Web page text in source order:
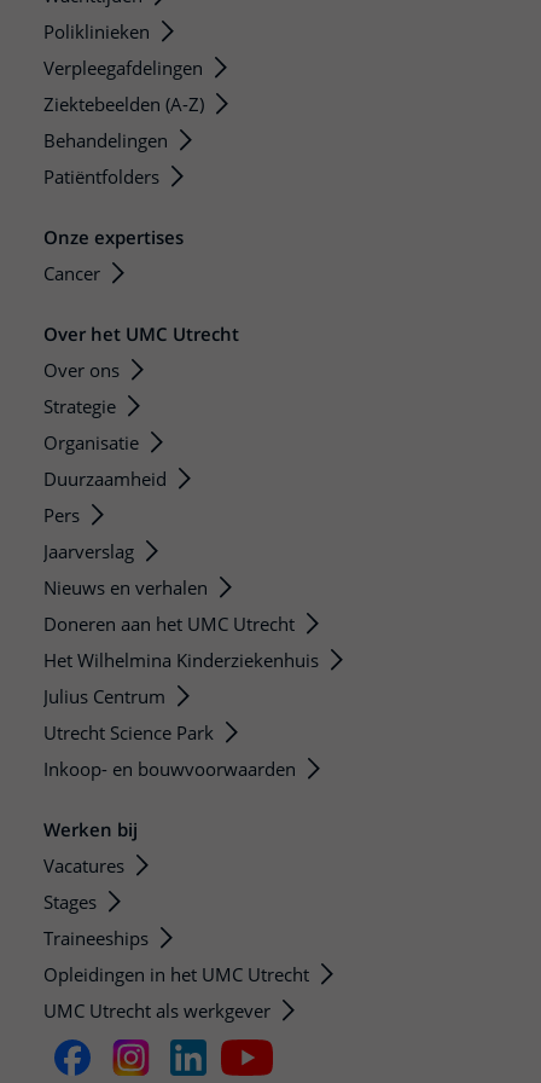
Poliklinieken
Verpleegafdelingen
Ziektebeelden (A-Z)
Behandelingen
Patiëntfolders
Onze expertises
Cancer
Over het UMC Utrecht
Over ons
Strategie
Organisatie
Duurzaamheid
Pers
Jaarverslag
Nieuws en verhalen
Doneren aan het UMC Utrecht
Het Wilhelmina Kinderziekenhuis
Julius Centrum
Utrecht Science Park
Inkoop- en bouwvoorwaarden
Werken bij
Vacatures
Stages
Traineeships
Opleidingen in het UMC Utrecht
UMC Utrecht als werkgever